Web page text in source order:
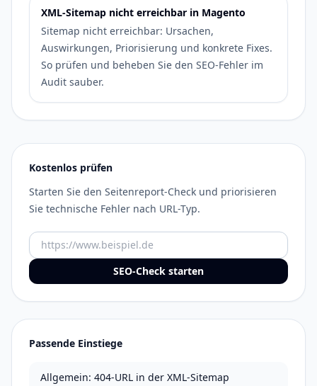
XML-Sitemap nicht erreichbar in Magento
Sitemap nicht erreichbar: Ursachen,
Auswirkungen, Priorisierung und konkrete Fixes.
So prüfen und beheben Sie den SEO-Fehler im
Audit sauber.
Kostenlos prüfen
Starten Sie den Seitenreport-Check und priorisieren
Sie technische Fehler nach URL-Typ.
URL
SEO-Check starten
Passende Einstiege
Allgemein: 404-URL in der XML-Sitemap